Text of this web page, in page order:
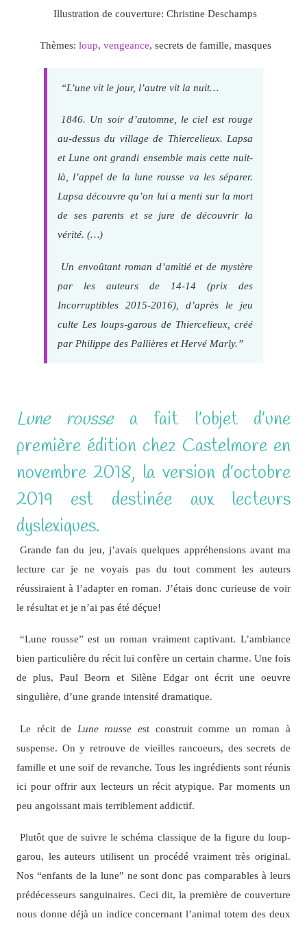
Illustration de couverture: Christine Deschamps
Thèmes: loup, vengeance, secrets de famille, masques
“L’une vit le jour, l’autre vit la nuit…
1846. Un soir d’automne, le ciel est rouge
au-dessus du village de Thiercelieux. Lapsa
et Lune ont grandi ensemble mais cette nuit-
là, l’appel de la lune rousse va les séparer.
Lapsa découvre qu’on lui a menti sur la mort
de ses parents et se jure de découvrir la
vérité. (…)
Un envoûtant roman d’amitié et de mystère
par les auteurs de 14-14 (prix des
Incorruptibles 2015-2016), d’après le jeu
culte Les loups-garous de Thiercelieux , créé
par Philippe des Pallières et Hervé Marly.”
Lune roussea fait l’objet d’une
première édition chez Castelmore en
novembre 2018, la version d’octobre
2019 est destinée aux lecteurs
dyslexiques.
Grande fan du jeu, j’avais quelques appréhensions avant ma
lecture car je ne voyais pas du tout comment les auteurs
réussiraient à l’adapter en roman. J’étais donc curieuse de voir
le résultat et je n’ai pas été déçue!
“Lune rousse” est un roman vraiment captivant. L’ambiance
bien particulière du récit lui confère un certain charme. Une fois
de plus, Paul Beorn et Silène Edgar ont écrit une oeuvre
singulière, d’une grande intensité dramatique.
Le récit de Lune rousse est construit comme un roman à
suspense. On y retrouve de vieilles rancoeurs, des secrets de
famille et une soif de revanche. Tous les ingrédients sont réunis
ici pour offrir aux lecteurs un récit atypique. Par moments un
peu angoissant mais terriblement addictif.
Plutôt que de suivre le schéma classique de la figure du loup-
garou, les auteurs utilisent un procédé vraiment très original.‎
Nos “enfants de la lune” ne sont donc pas comparables à leurs
prédécesseurs sanguinaires. Ceci dit, la première de couverture
nous donne déjà un indice concernant l’animal totem des deux